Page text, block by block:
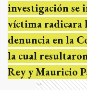
investigación se
víctima radicara
denuncia en la
la cual
Rey y Mauricio
Ads